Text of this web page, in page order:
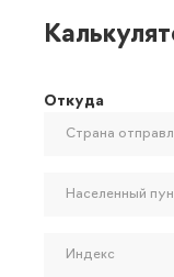
Откуда
Страна
Населенный
Индекс